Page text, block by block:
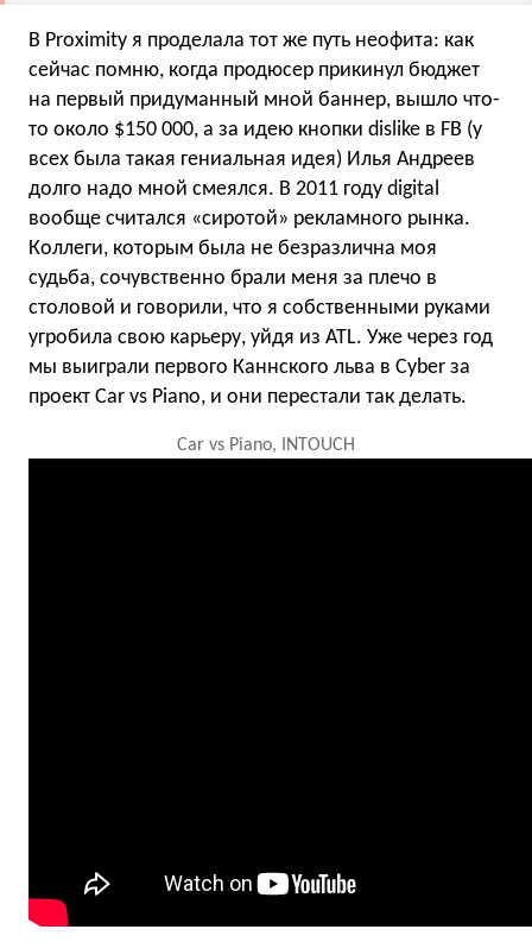
В Proximity я проделала тот же путь неофита: как
сейчас помню, когда продюсер прикинул бюджет
на первый придуманный мной баннер, вышло что-
то около $150 000, а за идею кнопки dislike в FB (у
всех была такая гениальная идея) Илья Андреев
долго надо мной смеялся. В 2011 году digital
вообще считался «сиротой» рекламного рынка.
Коллеги, которым была не безразлична моя
судьба, сочувственно брали меня за плечо в
столовой и говорили, что я собственными руками
угробила свою карьеру, уйдя из ATL. Уже через год
мы выиграли первого Каннского льва в Cyber за
проект Car vs Piano, и они перестали так делать.
Car vs Piano, INTOUCH